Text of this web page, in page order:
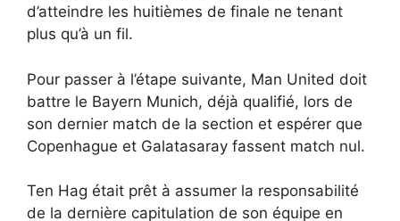
d’atteindre les huitièmes de finale ne tenant
plus qu’à un fil.
Pour passer à l’étape suivante, Man United doit
battre le Bayern Munich, déjà qualifié, lors de
son dernier match de la section et espérer que
Copenhague et Galatasaray fassent match nul.
Ten Hag était prêt à assumer la responsabilité
de la dernière capitulation de son équipe en